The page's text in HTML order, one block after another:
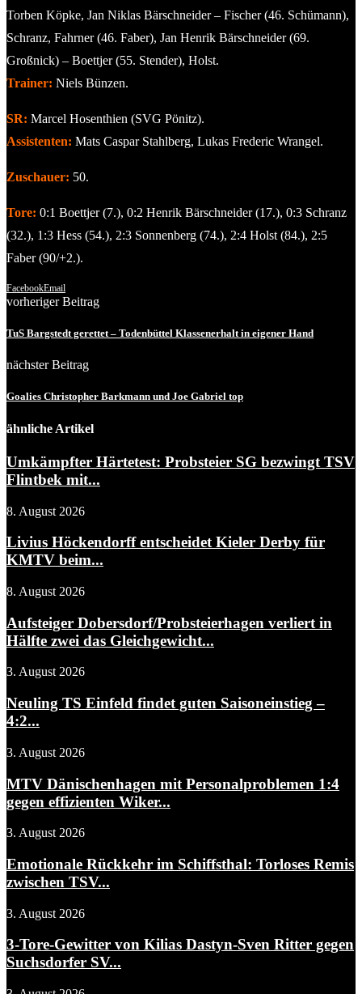
Torben Köpke, Jan Niklas Bärschneider – Fischer (46. Schümann),
Schranz, Fahrner (46. Faber), Jan Henrik Bärschneider (69.
Großnick) – Boettjer (55. Stender), Holst.
Trainer: Niels Bünzen.
SR: Marcel Hosenthien (SVG Pönitz).
Assistenten: Mats Caspar Stahlberg, Lukas Frederic Wrangel.
Zuschauer: 50.
Tore: 0:1 Boettjer (7.), 0:2 Henrik Bärschneider (17.), 0:3 Schranz
(32.), 1:3 Hess (54.), 2:3 Sonnenberg (74.), 2:4 Holst (84.), 2:5
Faber (90/+2.).
FacebookEmail
vorheriger Beitrag
TuS Bargstedt gerettet – Todenbüttel Klassenerhalt in eigener Hand
nächster Beitrag
Goalies Christopher Barkmann und Joe Gabriel top
ähnliche Artikel
Umkämpfter Härtetest: Probsteier SG bezwingt TSV
Flintbek mit...
8. August 2026
Livius Höckendorff entscheidet Kieler Derby für
KMTV beim...
8. August 2026
Aufsteiger Dobersdorf/Probsteierhagen verliert in
Hälfte zwei das Gleichgewicht...
3. August 2026
Neuling TS Einfeld findet guten Saisoneinstieg –
4:2...
3. August 2026
MTV Dänischenhagen mit Personalproblemen 1:4
gegen effizienten Wiker...
3. August 2026
Emotionale Rückkehr im Schiffsthal: Torloses Remis
zwischen TSV...
3. August 2026
3-Tore-Gewitter von Kilias Dastyn-Sven Ritter gegen
Suchsdorfer SV...